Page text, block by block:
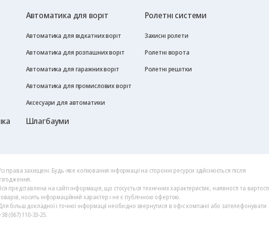
Автоматика для воріт
Автоматика для відкатних воріт
Автоматика для розпашних воріт
Автоматика для гаражних воріт
Автоматика для промислових воріт
Аксесуари для автоматики
Ролетні системи
Захисні ролети
Ролетні ворота
Ролетні решітки
Шлагбауми
права захищені. Будь-яке копіювання інформації на сторонні ресурси здійснюється після
представлена на сайті інформація, що стосується технічних характеристик, наявності та вартості
носить інформаційний характер і не є публічною офертою.
більш докладної і точної інформації необхідно звернутися в офіс компанії або зателефонувати
(067) 110-33-25.